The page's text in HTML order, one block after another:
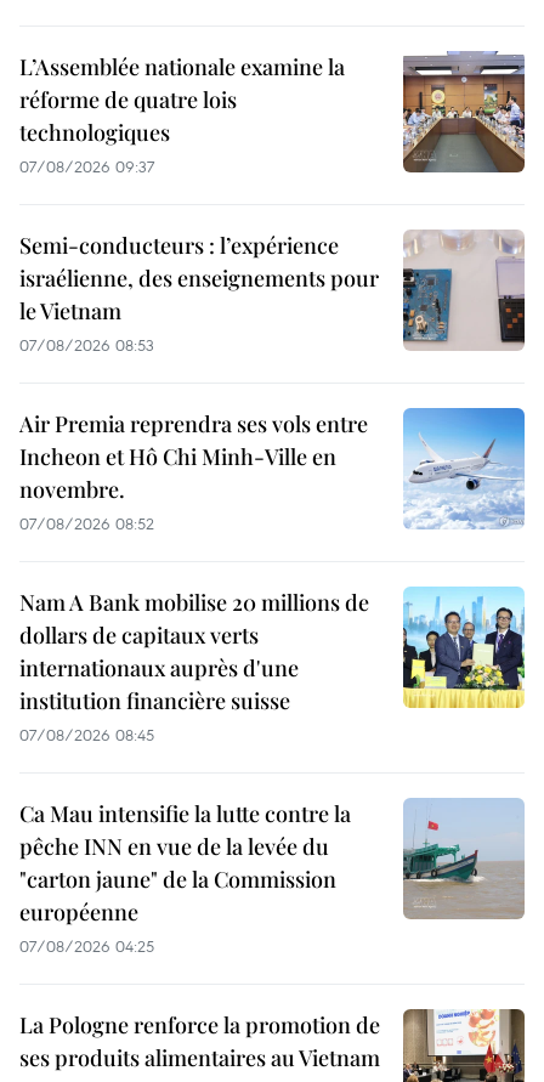
L’Assemblée nationale examine la
réforme de quatre lois
technologiques
07/08/2026 09:37
Semi-conducteurs : l’expérience
israélienne, des enseignements pour
le Vietnam
07/08/2026 08:53
Air Premia reprendra ses vols entre
Incheon et Hô Chi Minh-Ville en
novembre.
07/08/2026 08:52
Nam A Bank mobilise 20 millions de
dollars de capitaux verts
internationaux auprès d'une
institution financière suisse
07/08/2026 08:45
Ca Mau intensifie la lutte contre la
pêche INN en vue de la levée du
"carton jaune" de la Commission
européenne
07/08/2026 04:25
La Pologne renforce la promotion de
ses produits alimentaires au Vietnam